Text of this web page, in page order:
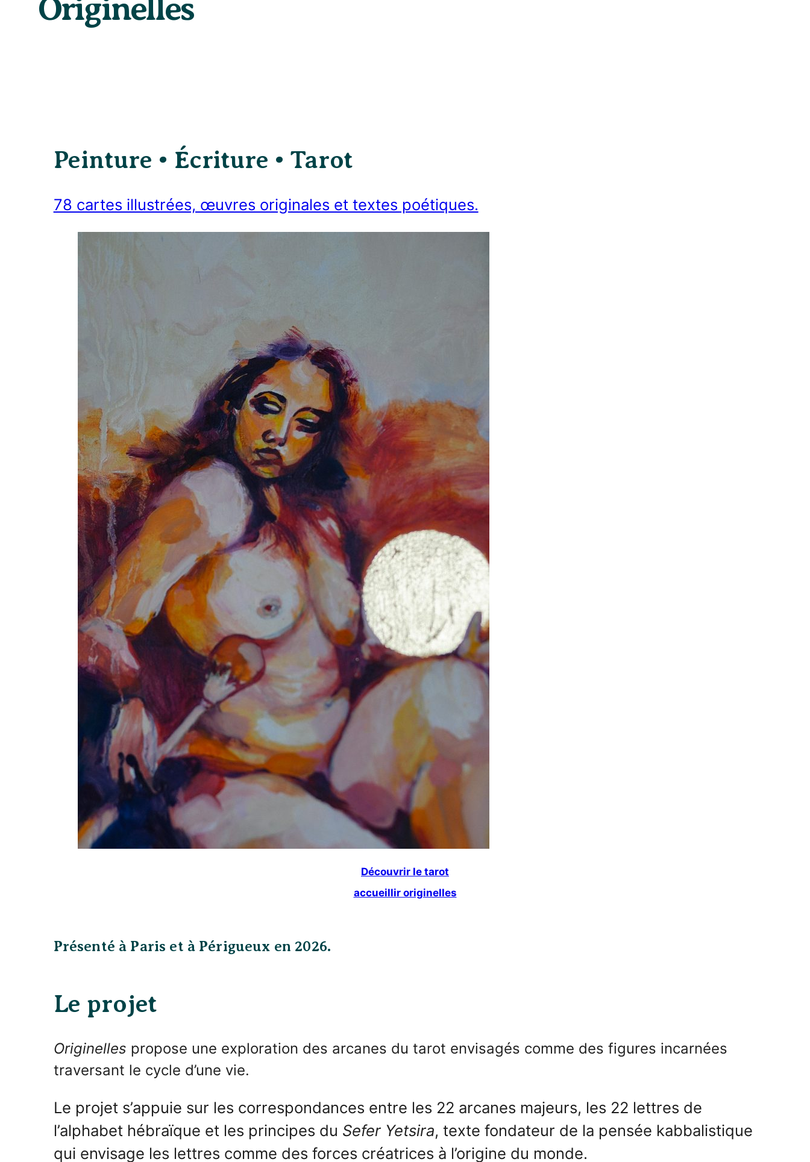
Originelles
Peinture • Écriture • Tarot
78 cartes illustrées, œuvres originales et textes poétiques.
Découvrir le tarot
accueillir originelles
Présenté à Paris et à Périgueux en 2026.
Le projet
Originelles propose une exploration des arcanes du tarot envisagés comme des figures incarnées
traversant le cycle d’une vie.
Le projet s’appuie sur les correspondances entre les 22 arcanes majeurs, les 22 lettres de
l’alphabet hébraïque et les principes du Sefer Yetsira, texte fondateur de la pensée kabbalistique
qui envisage les lettres comme des forces créatrices à l’origine du monde.